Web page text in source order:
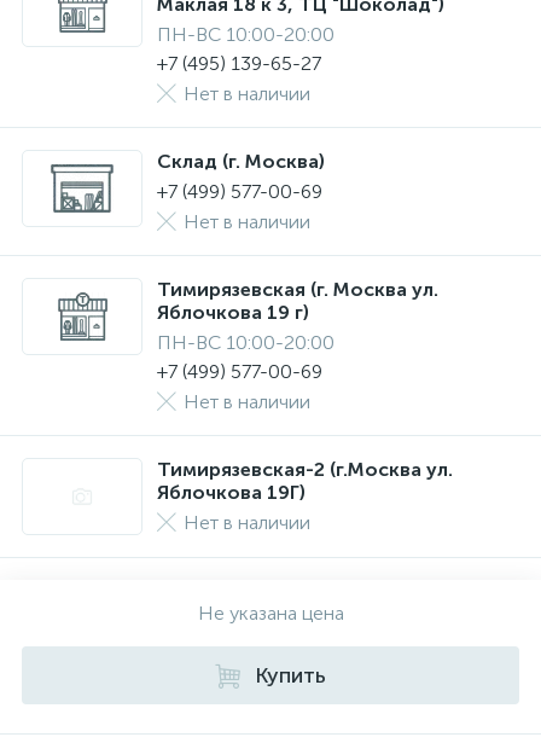
ПН-ВС 10:00-20:00
+7 (495) 139-65-27
Нет в наличии
Склад (г. Москва)
+7 (499) 577-00-69
Нет в наличии
Тимирязевская (г. Москва ул.
Яблочкова 19 г)
ПН-ВС 10:00-20:00
+7 (499) 577-00-69
Нет в наличии
Тимирязевская-2 (г.Москва ул.
Яблочкова 19Г)
Нет в наличии
Не указана цена
Купить